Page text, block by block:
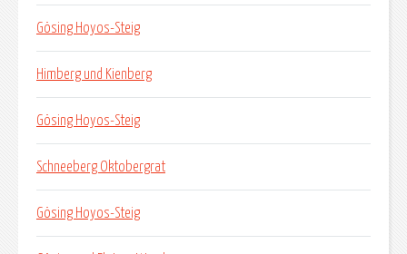
Gösing Hoyos-Steig
Himberg und Kienberg
Gösing Hoyos-Steig
Schneeberg Oktobergrat
Gösing Hoyos-Steig